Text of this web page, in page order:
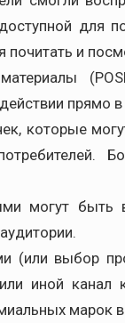
для
почитать и
прямо
которые
могут
(или выбор
иной канал
марок